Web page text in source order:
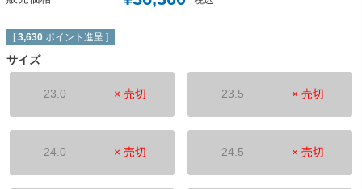
[ 3,630 ポイント進呈 ]
サイズ
23.0 × 売切 23.5 × 売切
24.0 × 売切 24.5 × 売切